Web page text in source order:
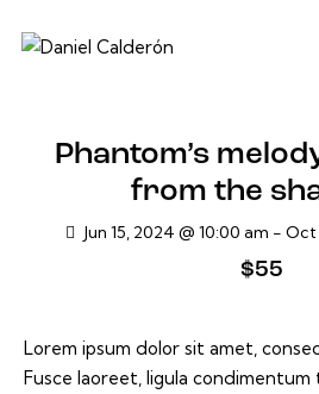
Phantom’s
from the
Jun 15, 2024 @ 10:00 am - Oct
$55
Lorem ipsum dolor sit amet,
Fusce laoreet, ligula